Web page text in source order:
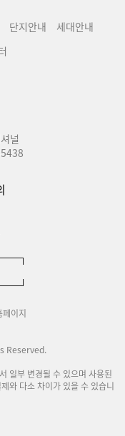
단지안내
세대안내
널
이지
Reserved.
일부 변경될 수 있으며 사용된
와 다소 차이가 있을 수 있습니